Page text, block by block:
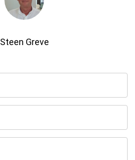
Steen Greve